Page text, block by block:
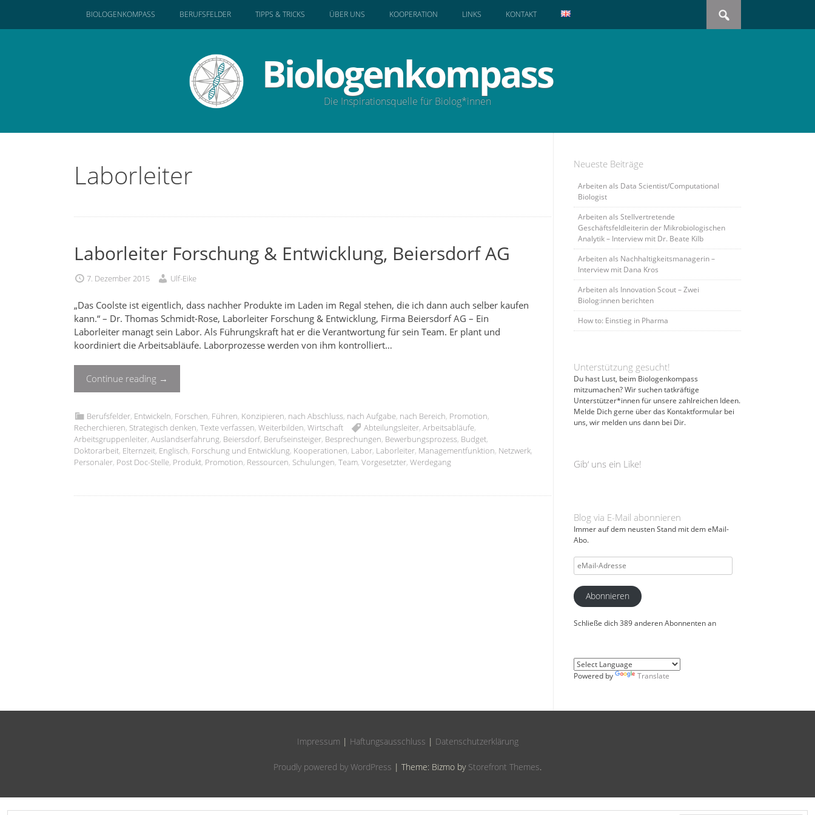
Search
for:
SKIP
BIOLOGENKOMPASS BERUFSFELDER TIPPS & TRICKS ÜBER UNS KOOPERATION LINKS KONTAKT
Biologenkompass
Die Inspirationsquelle für Biolog*innen
Laborleiter
Laborleiter Forschung & Entwicklung, Beiersdorf AG
7. Dezember 2015 Ulf-Eike
„Das Coolste ist eigentlich, dass nachher Produkte im Laden im Regal stehen, die ich dann auch selber kaufen
kann.“ – Dr. Thomas Schmidt-Rose, Laborleiter Forschung & Entwicklung, Firma Beiersdorf AG – Ein
Laborleiter managt sein Labor. Als Führungskraft hat er die Verantwortung für sein Team. Er plant und
koordiniert die Arbeitsabläufe. Laborprozesse werden von ihm kontrolliert…
Continue reading →
Berufsfelder, Entwickeln, Forschen, Führen, Konzipieren, nach Abschluss, nach Aufgabe, nach Bereich, Promotion,
Recherchieren, Strategisch denken, Texte verfassen, Weiterbilden, Wirtschaft Abteilungsleiter, Arbeitsabläufe,
Arbeitsgruppenleiter, Auslandserfahrung, Beiersdorf, Berufseinsteiger, Besprechungen, Bewerbungsprozess, Budget,
Doktorarbeit, Elternzeit, Englisch, Forschung und Entwicklung, Kooperationen, Labor, Laborleiter, Managementfunktion, Netzwerk,
Personaler, Post Doc-Stelle, Produkt, Promotion, Ressourcen, Schulungen, Team, Vorgesetzter, Werdegang
Neueste Beiträge
Arbeiten als Data Scientist/Computational
Biologist
Arbeiten als Stellvertretende
Geschäftsfeldleiterin der Mikrobiologischen
Analytik – Interview mit Dr. Beate Kilb
Arbeiten als Nachhaltigkeitsmanagerin –
Interview mit Dana Kros
Arbeiten als Innovation Scout – Zwei
Biolog:innen berichten
How to: Einstieg in Pharma
Unterstützung gesucht!
Du hast Lust, beim Biologenkompass
mitzumachen? Wir suchen tatkräftige
Unterstützer*innen für unsere zahlreichen Ideen.
Melde Dich gerne über das Kontaktformular bei
uns, wir melden uns dann bei Dir.
Gib‘ uns ein Like!
Blog via E-Mail abonnieren
Immer auf dem neusten Stand mit dem eMail-
Abo.
eMail-
Adresse
Abonnieren
Schließe dich 389 anderen Abonnenten an
Powered by Translate
Impressum | Haftungsausschluss | Datenschutzerklärung
Proudly powered by WordPress | Theme: Bizmo by Storefront Themes.